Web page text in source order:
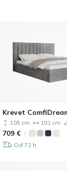
Krevet
105 cm 191 cm
709 €
Od 72 h.